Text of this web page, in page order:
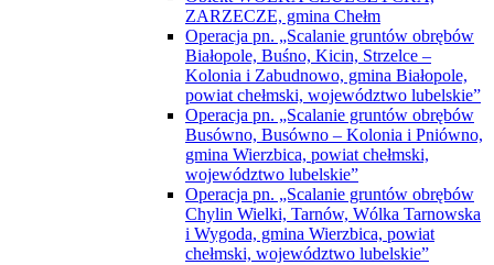
Operacja pn. „Scalanie gruntów obrębów
Chylin Wielki, Tarnów, Wólka Tarnowska
i Wygoda, gmina Wierzbica, powiat
chełmski, województwo lubelskie”
Operacja pn. „Scalanie gruntów obrębów
Wola Korybutowa Pierwsza,Wola
Korybutowa Druga i Wola Korybutowa –
Kolonia, gmina Siedliszcze, powiat
chełmski, województwo lubelskie”
Operacja pn. „Scalanie gruntów obrębu
Józefin, gmina Chełm, obrębu Ochoża –
Pniaki i części obrębu Święcica, gmina
Wierzbica, powiat chełmski, województwo